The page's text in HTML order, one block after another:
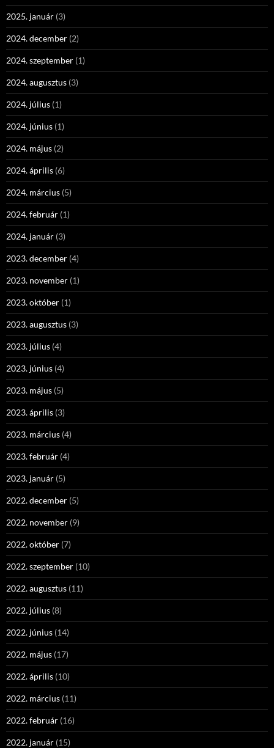
2025. január (3)
2024. december (2)
2024. szeptember (1)
2024. augusztus (3)
2024. július (1)
2024. június (1)
2024. május (2)
2024. április (6)
2024. március (5)
2024. február (1)
2024. január (3)
2023. december (4)
2023. november (1)
2023. október (1)
2023. augusztus (3)
2023. július (4)
2023. június (4)
2023. május (5)
2023. április (3)
2023. március (4)
2023. február (4)
2023. január (5)
2022. december (5)
2022. november (9)
2022. október (7)
2022. szeptember (10)
2022. augusztus (11)
2022. július (8)
2022. június (14)
2022. május (17)
2022. április (10)
2022. március (11)
2022. február (16)
2022. január (15)